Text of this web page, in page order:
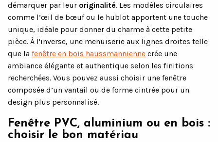
démarquer par leur originalité. Les modèles circulaires
comme l’œil de bœuf ou le hublot apportent une touche
unique, idéale pour donner du charme à cette petite
pièce. À l'inverse, une menuiserie aux lignes droites telle
que la fenêtre en bois haussmannienne crée une
ambiance élégante et authentique selon les finitions
recherchées. Vous pouvez aussi choisir une fenêtre
composée d’un vantail ou de forme cintrée pour un
design plus personnalisé.
Fenêtre PVC, aluminium ou en bois :
choisir le bon matériau